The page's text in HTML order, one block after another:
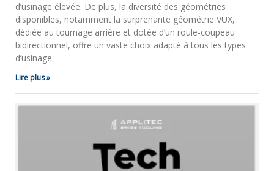
d’usinage élevée. De plus, la diversité des géométries
disponibles, notamment la surprenante géométrie VUX,
dédiée au tournage arrière et dotée d’un roule-coupeau
bidirectionnel, offre un vaste choix adapté à tous les types
d’usinage.
Lire plus »